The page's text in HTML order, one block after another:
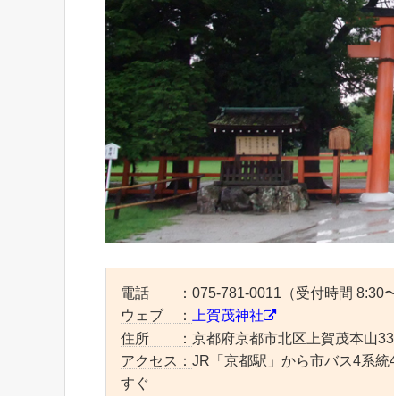
電話 ： 075-781-0011（受付時間 8:30
ウェブ ：
上賀茂神社
住所 ： 京都府京都市北区上賀茂本山
アクセス： JR「京都駅」から市バス4系統
すぐ